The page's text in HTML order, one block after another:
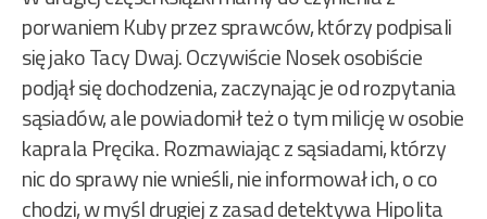
porwaniem Kuby przez sprawców, którzy podpisali
się jako Tacy Dwaj. Oczywiście Nosek osobiście
podjął się dochodzenia, zaczynając je od rozpytania
sąsiadów, ale powiadomił też o tym milicję w osobie
kaprala Pręcika. Rozmawiając z sąsiadami, którzy
nic do sprawy nie wnieśli, nie informował ich, o co
chodzi, w myśl drugiej z zasad detektywa Hipolita